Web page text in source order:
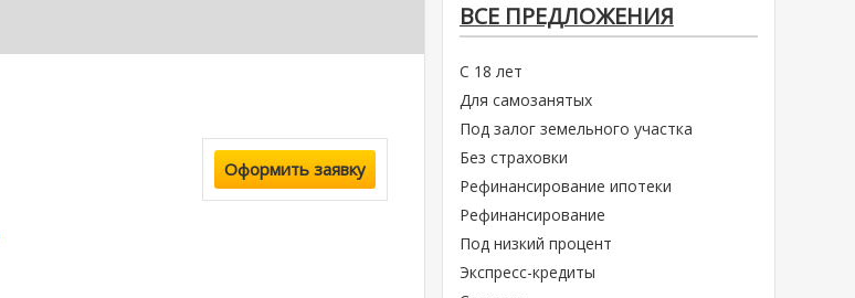
Оформить заявку
ВСЕ ПРЕДЛОЖЕНИЯ
С 18 лет
Для самозанятых
Под залог земельного участка
Без страховки
Рефинансирование ипотеки
Рефинансирование
Под низкий процент
Экспресс-кредиты